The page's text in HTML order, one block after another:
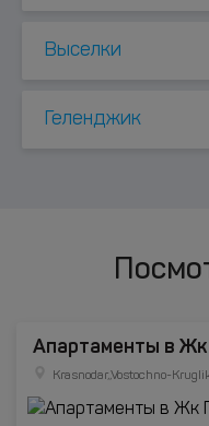
Выселки
Геленджик
Апартаменты в
Krasnodar,,Vostochno-